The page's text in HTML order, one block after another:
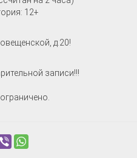
12+
д.20!
записи!!!